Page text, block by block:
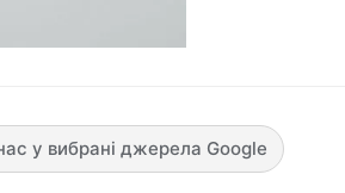
у вибрані джерела Google